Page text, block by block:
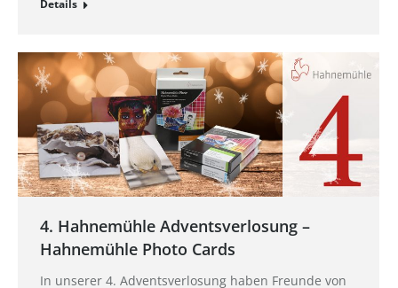
Details
4. Hahnemühle Adventsverlosung –
Hahnemühle Photo Cards
In unserer 4. Adventsverlosung haben Freunde von